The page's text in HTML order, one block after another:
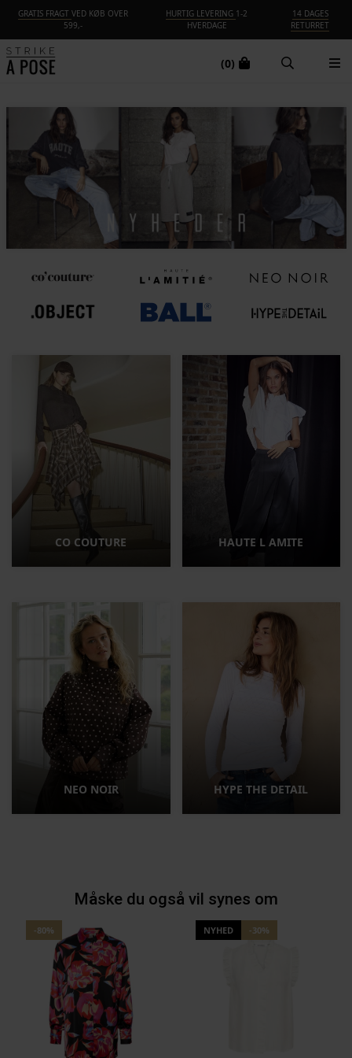
GRATIS FRAGT VED KØB OVER
599,-
HURTIG LEVERING 1-2
HVERDAGE
14 DAGES
RETURRET
(0)
CO COUTURE HAUTE L AMITE
NEO NOIR HYPE THE DETAIL
Måske du også vil synes om
-80% NYHED -30%